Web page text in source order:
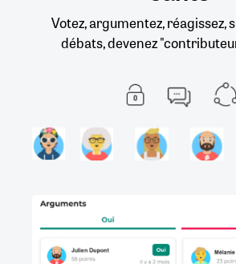
Votez, argumentez, réagissez,
débats, devenez